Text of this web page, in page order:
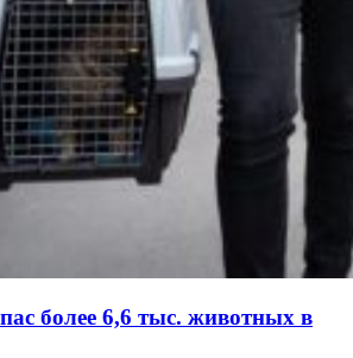
более 6,6 тыс. животных в